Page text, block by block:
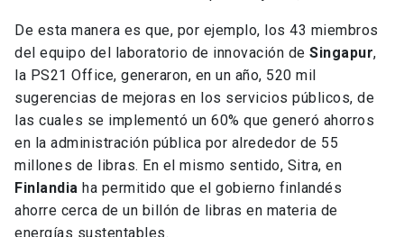
De esta manera es que, por ejemplo, los 43 miembros
del equipo del laboratorio de innovación de Singapur,
la PS21 Office, generaron, en un año, 520 mil
sugerencias de mejoras en los servicios públicos, de
las cuales se implementó un 60% que generó ahorros
en la administración pública por alrededor de 55
millones de libras. En el mismo sentido, Sitra, en
Finlandia ha permitido que el gobierno finlandés
ahorre cerca de un billón de libras en materia de
energías sustentables.